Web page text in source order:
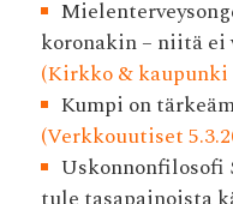
koronakin – niitä
(Kirkko & kaupunki
Kumpi on
(Verkkouutiset
Uskonnonfilosofi